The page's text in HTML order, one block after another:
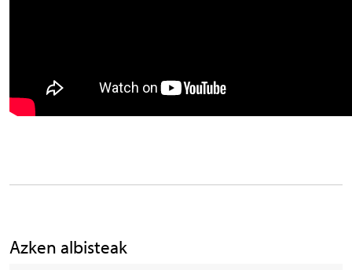
Azken albisteak